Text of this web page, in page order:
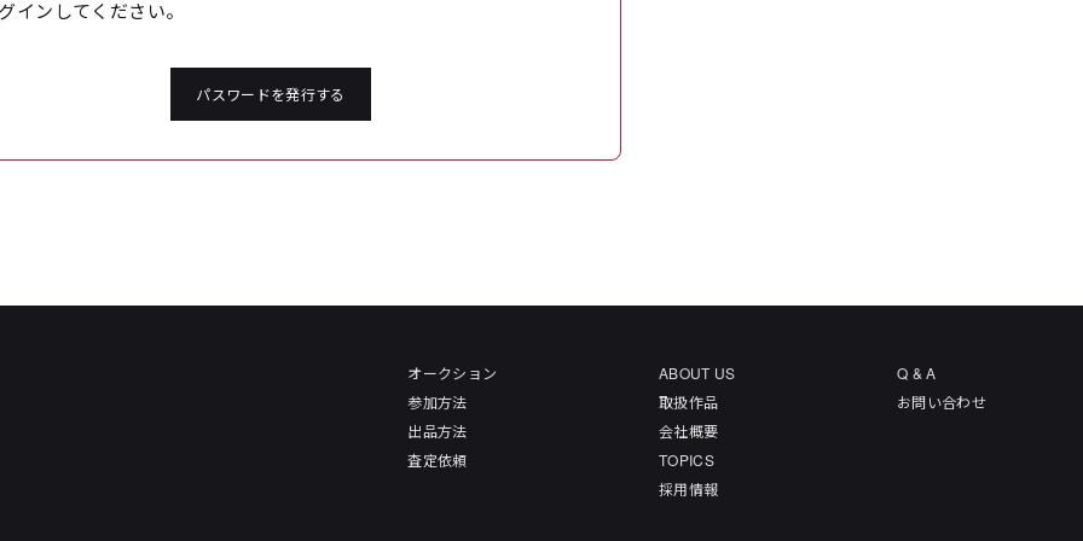
インしてください。
パスワードを発行する
オークション
参加方法
出品方法
査定依頼
ABOUT US
取扱作品
会社概要
TOPICS
採用情報
Q & A
お問い合わせ